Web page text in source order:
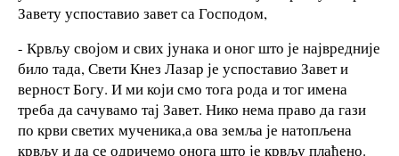
Завету успоставио завет са Господом,
- Крвљу својом и свих јунака и оног што је највредније
било тада, Свети Кнез Лазар је успоставио Завет и
верност Богу. И ми који смо тога рода и тог имена
треба да сачувамо тај Завет. Нико нема право да гази
по крви светих мученика,а ова земља је натопљена
крвљу и да се одричемо онога што је крвљу плаћено.